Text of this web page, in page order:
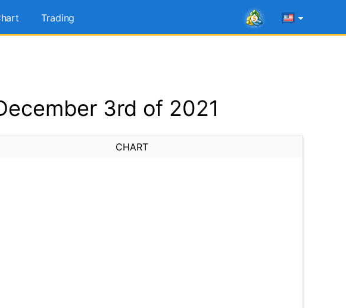
Trading
3rd of 2021
CHART